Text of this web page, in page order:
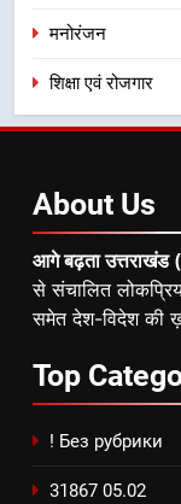
मनोरंजन
शिक्षा एवं रोजगार
About Us
आगे बढ़ता
से संचालित
समेत देश-विदेश की
Top
! Без рубрики
31867 05.02